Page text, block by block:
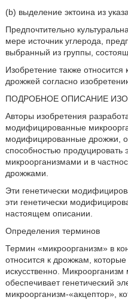
(b) выделение эктоина из
Предпочтительно
мере источник углерода,
выбранный из группы,
Изобретение также
дрожжей согласно
ПОДРОБНОЕ ОПИСАНИЕ
Авторы изобретения
модифицированные
модифицированные дрожжи,
способностью
микроорганизмами и в
дрожжами.
Эти генетически
эти генетически
настоящем описании.
Определения терминов
Термин «микроорганизм» в
относится к дрожжам,
искусственно.
обеспечивает генетический
микроорганизм-«акцептор»,